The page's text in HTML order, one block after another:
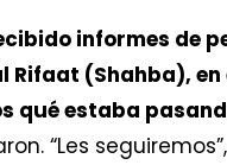
informes de
Rifaat (Shahba),
qué estaba
“Les